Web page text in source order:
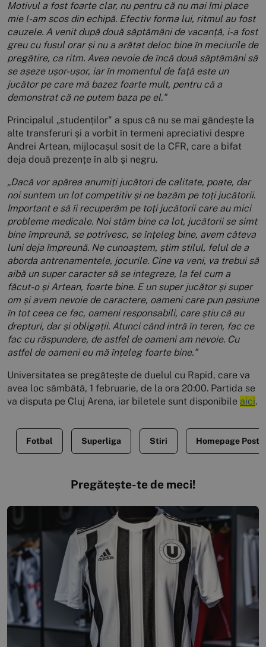
Motivul a fost foarte clar, nu pentru că nu mai îmi place
mie l-am scos din echipă. Efectiv forma lui, ritmul au fost
cauzele. A venit după două săptămâni de vacanță, i-a fost
greu cu fusul orar și nu a arătat deloc bine în meciurile de
pregătire, ca ritm. Avea nevoie de încă două săptămâni să
se așeze ușor-ușor, iar în momentul de față este un
jucător pe care mă bazez foarte mult, pentru că a
demonstrat că ne putem baza pe el."
Principalul „studenților" a spus că nu se mai gândește la
alte transferuri și a vorbit în termeni apreciativi despre
Andrei Artean, mijlocașul sosit de la CFR, care a bifat
deja două prezențe în alb și negru.
„Dacă vor apărea anumiți jucători de calitate, poate, dar
noi suntem un lot competitiv și ne bazăm pe toți jucătorii.
Important e să îi recuperăm pe toți jucătorii care au mici
probleme medicale. Noi stăm bine ca lot, jucătorii se simt
bine împreună, se potrivesc, se înțeleg bine, avem câteva
luni deja împreună. Ne cunoaștem, știm stilul, felul de a
aborda antrenamentele, jocurile. Cine va veni, va trebui să
aibă un super caracter să se integreze, la fel cum a
făcut-o și Artean, foarte bine. E un super jucător și super
om și avem nevoie de caractere, oameni care pun pasiune
în tot ceea ce fac, oameni responsabili, care știu că au
drepturi, dar și obligații. Atunci când intră în teren, fac ce
fac cu răspundere, de astfel de oameni am nevoie. Cu
astfel de oameni eu mă înțeleg foarte bine."
Universitatea se pregătește de duelul cu Rapid, care va
avea loc sâmbătă, 1 februarie, de la ora 20:00. Partida se
va disputa pe Cluj Arena, iar biletele sunt disponibile aici.
Fotbal Superliga Stiri Homepage Posts
Pregătește-te de meci!